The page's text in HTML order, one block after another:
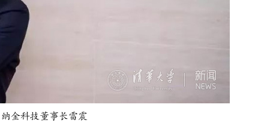
金科技董事长雷震